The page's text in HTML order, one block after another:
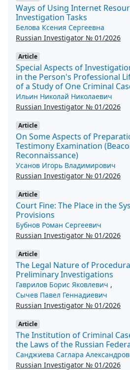
Ways of Using Internet
Investigation Tasks
Белова Ксения Сергеевна
Russian Investigator № 01/2026
Article
Special Aspects of
in the Person's Professional
of a Study of One Criminal
Ильин Николай Николаевич
Russian Investigator № 01/2026
Article
On Some Aspects of
Testimony Examination
Reconnaissance)
Усанов Игорь Владимирович
Russian Investigator № 01/2026
Article
Court Fine: The Place in the
Provisions
Бубнов Роман Сергеевич
Russian Investigator № 01/2026
Article
The Legal Nature of
Preliminary Investigations
Гаврилов Борис Яковлевич ,
Сычев Павел Геннадиевич
Russian Investigator № 01/2026
Article
The Institution of Criminal
the Laws of the Russian
Санджиева Саглара
Russian Investigator № 01/2026